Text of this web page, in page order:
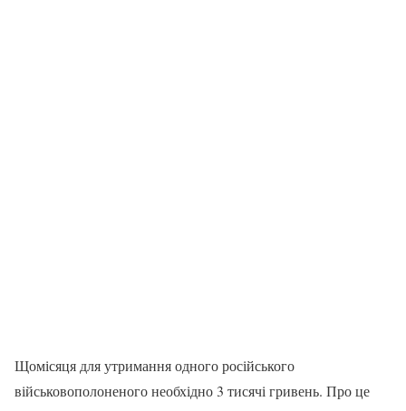
Щомісяця для утримання одного російського
військовополоненого необхідно 3 тисячі гривень. Про це